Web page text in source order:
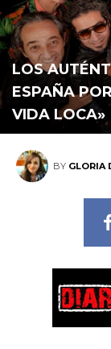
LOS
ESPAÑA
VIDA LOCA»
BY GLORIA